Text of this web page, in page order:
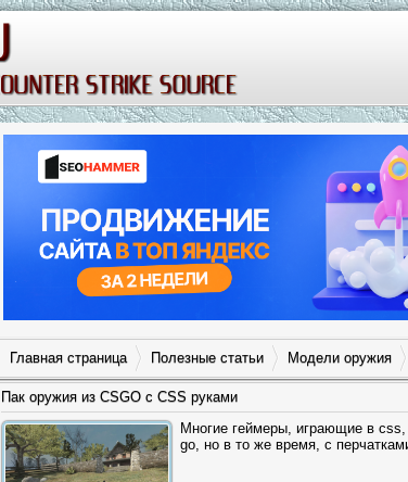
Главная страница Полезные статьи Модели оружия
Пак оружия из CSGO с CSS руками
Многие геймеры, играющие в css,
go, но в то же время, с